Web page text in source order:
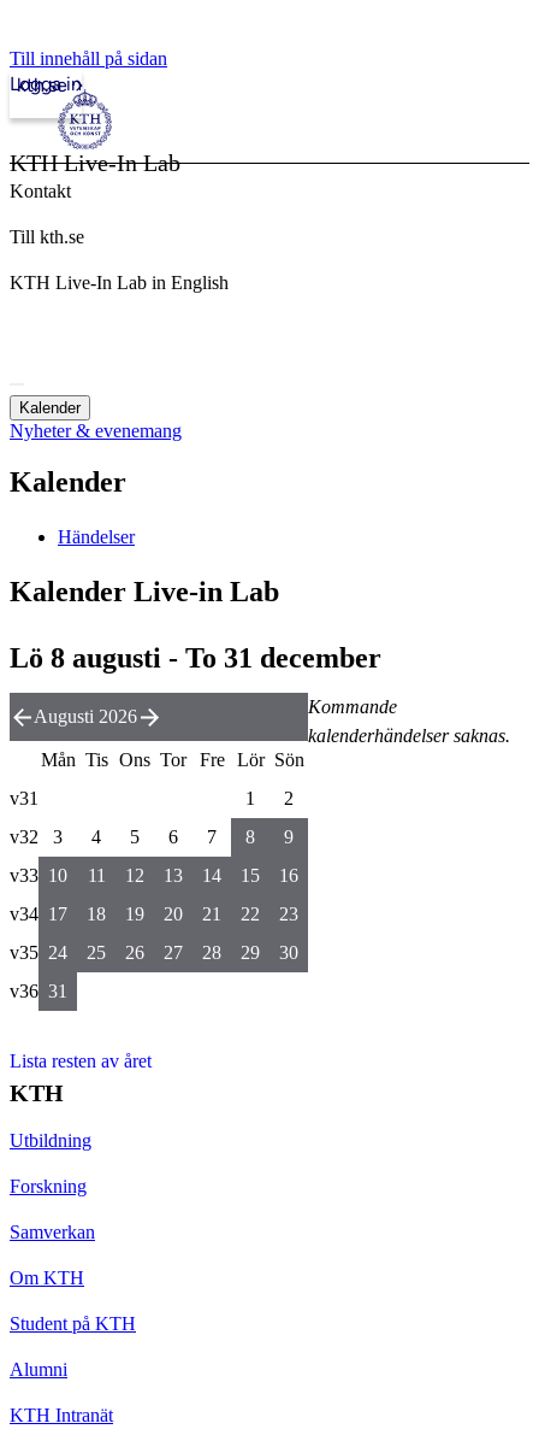
Till innehåll på sidan
kth.se
Logga in
KTH Live-In Lab
Kontakt
Till kth.se
KTH Live-In Lab in English
Kalender
Nyheter & evenemang
Kalender
Händelser
Kalender Live-in Lab
Lö 8 augusti - To 31 december
Kommande
kalenderhändelser saknas.
Augusti 2026
Mån Tis Ons Tor Fre Lör Sön
v31
1
2
v32
3 4 5 6 7 8
9
v33 10 11 12 13 14 15
16
v34 17 18 19 20 21 22
23
v35 24 25 26 27 28 29
30
v36 31
Lista resten av året
KTH
Utbildning
Forskning
Samverkan
Om KTH
Student på KTH
Alumni
KTH Intranät